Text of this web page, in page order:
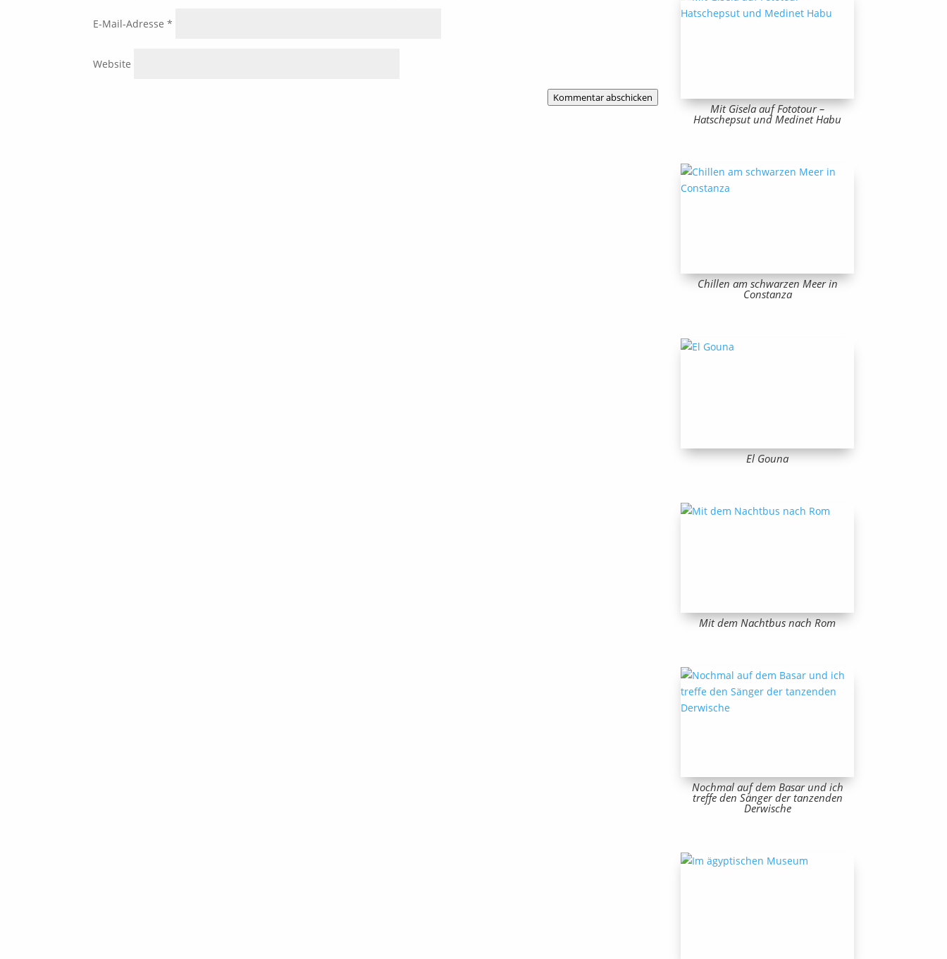
E-Mail-Adresse *
Website
Kommentar abschicken
Mit Gisela auf Fototour –
Hatschepsut und Medinet Habu
Chillen am schwarzen Meer in
Constanza
El Gouna
Mit dem Nachtbus nach Rom
Nochmal auf dem Basar und ich
treffe den Sänger der tanzenden
Derwische